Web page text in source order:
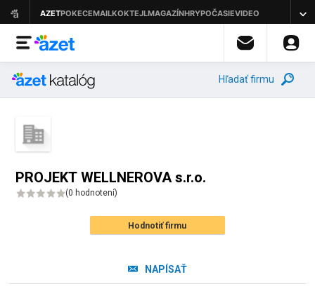
Hľadať firmu
PROJEKT WELLNEROVA s.r.o.
(0 hodnotení)
Hodnotiť firmu
NAPÍSAŤ